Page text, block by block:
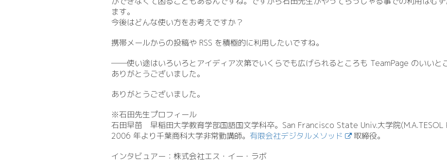
ます。
今後はどんな使い方をお考えですか？
携帯メールからの投稿や RSS を積極的に利用したいですね。
――使い途はいろいろとアイディア次第でいくらでも広げられるところも TeamPage のいいと
ありがとうございました。
ありがとうございました。
※石田先生プロフィール
石田早苗 早稲田大学教育学部国語国文学科卒。San Francisco State Univ.大学院(M.A.TESOL
2006 年より千葉商科大学非常勤講師。 有限会社デジタルメソッド
取締役。
インタビュアー：株式会社エス・イー・ラボ